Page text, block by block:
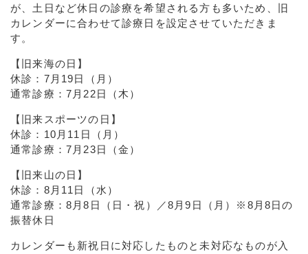
が、土日など休日の診療を希望される方も多いため、旧
カレンダーに合わせて診療日を設定させていただきま
す。
【旧来海の日】
休診：7月19日（月）
通常診療：7月22日（木）
【旧来スポーツの日】
休診：10月11日（月）
通常診療：7月23日（金）
【旧来山の日】
休診：8月11日（水）
通常診療：8月8日（日・祝）／8月9日（月）※8月8日の
振替休日
カレンダーも新祝日に対応したものと未対応なものが入